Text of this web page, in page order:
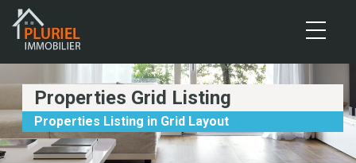
Properties Grid Listing
Properties Listing in Grid Layout
Cookies management panel